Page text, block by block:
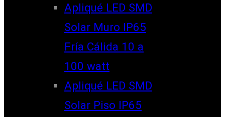
Apliqué LED SMD
Solar Muro IP65
Fría Cálida 10 a
100 watt
Apliqué LED SMD
Solar Piso IP65